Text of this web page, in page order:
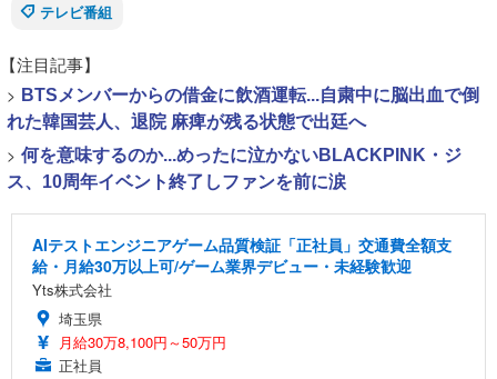
テレビ番組
【注目記事】
> BTSメンバーからの借金に飲酒運転...自粛中に脳出血で倒
れた韓国芸人、退院 麻痺が残る状態で出廷へ
> 何を意味するのか...めったに泣かないBLACKPINK・ジ
ス、10周年イベント終了しファンを前に涙
AIテストエンジニアゲーム品質検証「正社員」交通費全額支
給・月給30万以上可/ゲーム業界デビュー・未経験歓迎
Yts株式会社
埼玉県
月給30万8,100円～50万円
正社員